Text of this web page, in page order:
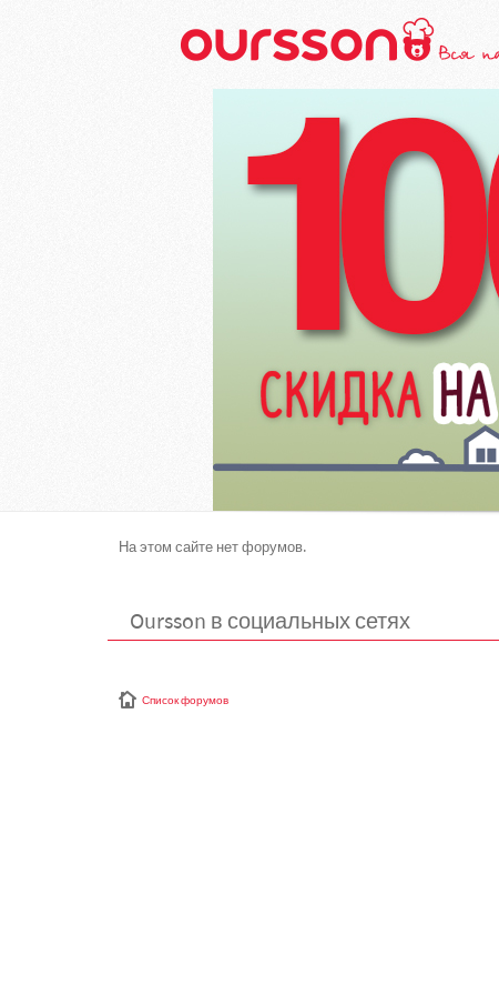
На этом сайте нет форумов.
Oursson в социальных сетях
Список форумов